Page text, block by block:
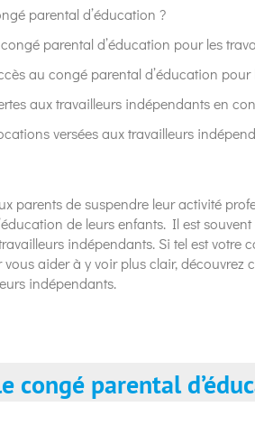
parental d’éducation ?
parental d’éducation pour les
au congé parental d’éducation
aux travailleurs indépendants en
versées aux travailleurs
parents de suspendre leur activité
de leurs enfants. Il est
indépendants. Si tel est votre
aider à y voir plus clair, découvrez
indépendants.
congé parental